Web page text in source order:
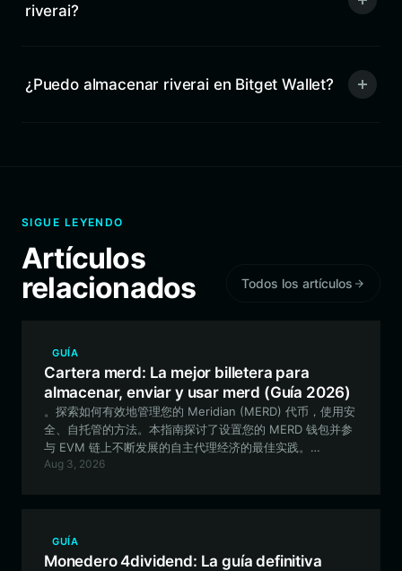
riverai?
¿Puedo almacenar riverai en Bitget Wallet?
SIGUE LEYENDO
Artículos
relacionados
Todos los artículos
GUÍA
Cartera merd: La mejor billetera para
almacenar, enviar y usar merd (Guía 2026)
。探索如何有效地管理您的 Meridian (MERD) 代币，使用安
全、自托管的方法。本指南探讨了设置您的 MERD 钱包并参
与 EVM 链上不断发展的自主代理经济的最佳实践。
Descubre cómo gestionar eficazmente tus tokens
creciente economía de agentes autónomos en la
cadena EVM.
Aug 3, 2026
GUÍA
Monedero 4dividend: La guía definitiva